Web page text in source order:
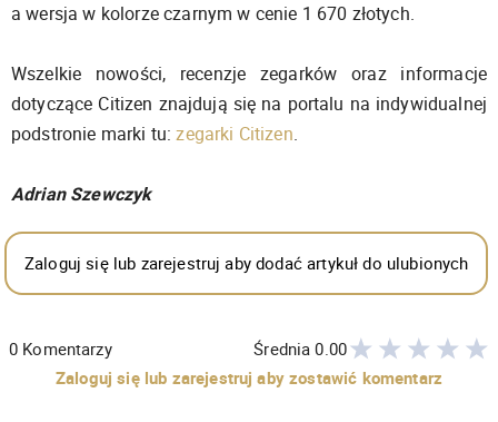
a wersja w kolorze czarnym w cenie 1 670 złotych.
Wszelkie nowości, recenzje zegarków oraz informacje
dotyczące Citizen znajdują się na portalu na indywidualnej
podstronie marki tu:zegarki Citizen.
Adrian Szewczyk
Zaloguj się lub zarejestruj aby dodać artykuł do ulubionych
0 Komentarzy Średnia0.00
Zaloguj się lub zarejestruj aby zostawić komentarz